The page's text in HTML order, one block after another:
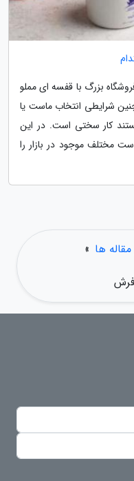
بزرگ با قفسه ای مملو
شرایطی انتخاب ماست یا
کار سختی است. در این
تلنت 6 مدل ماست مختلف موجود در بازار را
ها »
فرش